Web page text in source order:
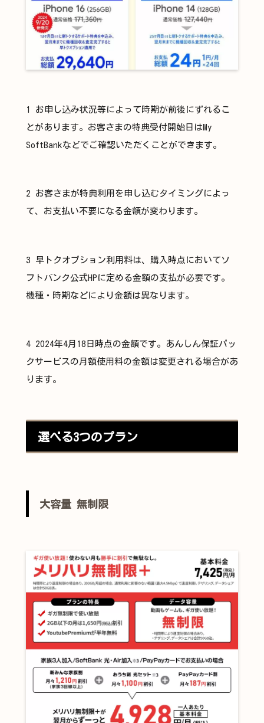
1 お申し込み状況等によって時期が前後にずれるこ
とがあります。お客さまの特典受付開始日はMy
SoftBankなどでご確認いただくことができます。
2 お客さまが特典利用を申し込むタイミングによっ
て、お支払い不要になる金額が変わります。
3 早トクオプション利用料は、購入時点においてソ
フトバンク公式HPに定める金額の支払が必要です。
機種・時期などにより金額は異なります。
4 2024年4月18日時点の金額です。あんしん保証パッ
クサービスの月額使用料の金額は変更される場合があ
ります。
選べる3つのプラン
大容量 無制限